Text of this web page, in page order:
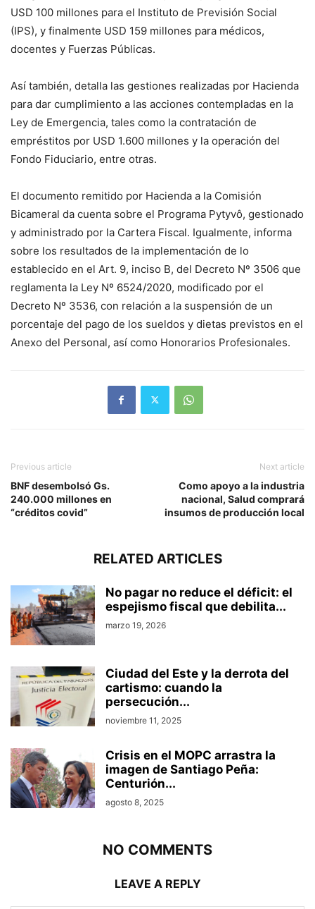
USD 100 millones para el Instituto de Previsión Social
(IPS), y finalmente USD 159 millones para médicos,
docentes y Fuerzas Públicas.
Así también, detalla las gestiones realizadas por Hacienda
para dar cumplimiento a las acciones contempladas en la
Ley de Emergencia, tales como la contratación de
empréstitos por USD 1.600 millones y la operación del
Fondo Fiduciario, entre otras.
El documento remitido por Hacienda a la Comisión
Bicameral da cuenta sobre el Programa Pytyvô, gestionado
y administrado por la Cartera Fiscal. Igualmente, informa
sobre los resultados de la implementación de lo
establecido en el Art. 9, inciso B, del Decreto Nº 3506 que
reglamenta la Ley Nº 6524/2020, modificado por el
Decreto Nº 3536, con relación a la suspensión de un
porcentaje del pago de los sueldos y dietas previstos en el
Anexo del Personal, así como Honorarios Profesionales.
Previous article
BNF desembolsó Gs.
240.000 millones en
“créditos covid”
Next article
Como apoyo a la industria
nacional, Salud comprará
insumos de producción local
RELATED ARTICLES
No pagar no reduce el déficit: el
espejismo fiscal que debilita...
marzo 19, 2026
Ciudad del Este y la derrota del
cartismo: cuando la
persecución...
noviembre 11, 2025
Crisis en el MOPC arrastra la
imagen de Santiago Peña:
Centurión...
agosto 8, 2025
NO COMMENTS
LEAVE A REPLY